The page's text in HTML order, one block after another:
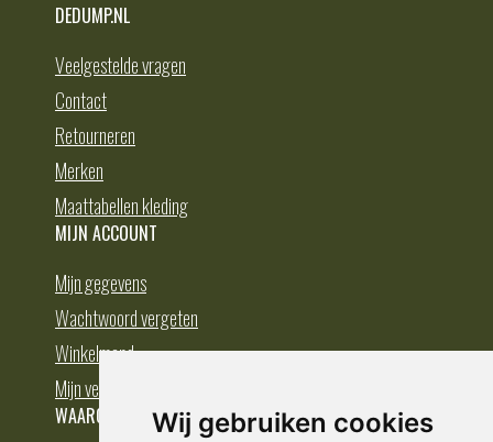
Wij gebruiken cookies
DEDUMP.NL
Veelgestelde vragen
Contact
Retourneren
Merken
Maattabellen kleding
MIJN ACCOUNT
Mijn gegevens
Wachtwoord vergeten
Winkelmand
Mijn verlanglijst
WAAROM BESTELLEN BIJ DEDUMP.NL